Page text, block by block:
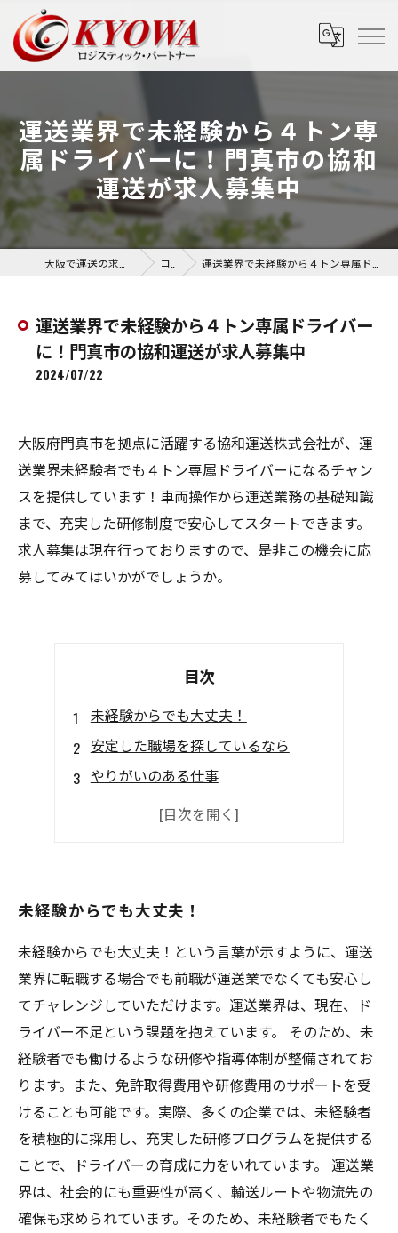
運送業界で未経験から４トン専
属ドライバーに！門真市の協和
運送が求人募集中
コラム 運送業界で未経験から４トン専属ドライバーに！門真市の協和運送が求人募集中
運送業界で未経験から４トン専属ドライバー
に！門真市の協和運送が求人募集中
2024/07/22
大阪府門真市を拠点に活躍する協和運送株式会社が、運
送業界未経験者でも４トン専属ドライバーになるチャン
スを提供しています！車両操作から運送業務の基礎知識
まで、充実した研修制度で安心してスタートできます。
求人募集は現在行っておりますので、是非この機会に応
募してみてはいかがでしょうか。
目次
未経験からでも大丈夫！
安定した職場を探しているなら
やりがいのある仕事
高収入を手に入れたいなら
未経験からでも大丈夫！
未経験からでも大丈夫！という言葉が示すように、運送
業界に転職する場合でも前職が運送業でなくても安心し
てチャレンジしていただけます。運送業界は、現在、ド
ライバー不足という課題を抱えています。 そのため、未
経験者でも働けるような研修や指導体制が整備されてお
ります。また、免許取得費用や研修費用のサポートを受
けることも可能です。実際、多くの企業では、未経験者
を積極的に採用し、充実した研修プログラムを提供する
ことで、ドライバーの育成に力をいれています。 運送業
界は、社会的にも重要性が高く、輸送ルートや物流先の
確保も求められています。そのため、未経験者でもたく